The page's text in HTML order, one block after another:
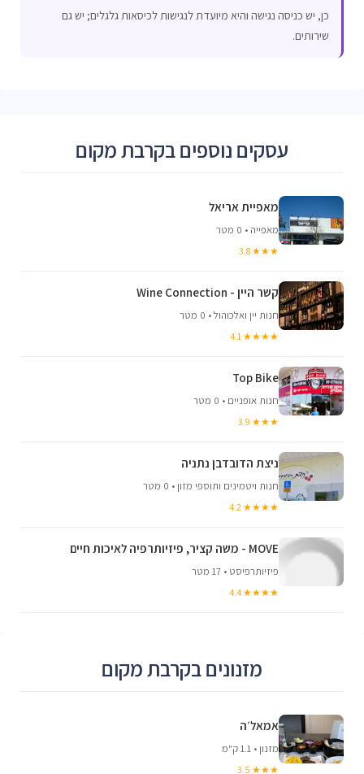
כן, יש כניסה נגישה והיא מיועדת לנגישות לכיסאות גלגלים; יש גם
שירותים.
עסקים נוספים בקרבת מקום
מאפיית אריאל
מאפייה • 0 מטר
★★★ 3.8
קשר היין - Wine Connection
חנות יין ואלכוהול • 0 מטר
★★★★ 4.1
Top Bike
חנות אופניים • 0 מטר
★★★ 3.9
ניצת הדובדבן נתניה
חנות ויטמינים ותוספי מזון • 0 מטר
★★★★ 4.2
MOVE - משה קציר, פיזיותרפיה לאיכות חיים
פיזיותרפיסט • 17 מטר
★★★★ 4.4
מזנונים בקרבת מקום
אמאל׳ה
מזנון • 1.1 ק"מ
★★★ 3.5